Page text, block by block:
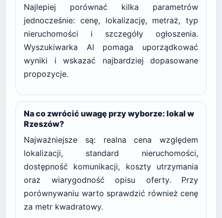
Najlepiej porównać kilka parametrów
jednocześnie: cenę, lokalizację, metraż, typ
nieruchomości i szczegóły ogłoszenia.
Wyszukiwarka AI pomaga uporządkować
wyniki i wskazać najbardziej dopasowane
propozycje.
Na co zwrócić uwagę przy wyborze: lokal w
Rzeszów?
Najważniejsze są: realna cena względem
lokalizacji, standard nieruchomości,
dostępność komunikacji, koszty utrzymania
oraz wiarygodność opisu oferty. Przy
porównywaniu warto sprawdzić również cenę
za metr kwadratowy.